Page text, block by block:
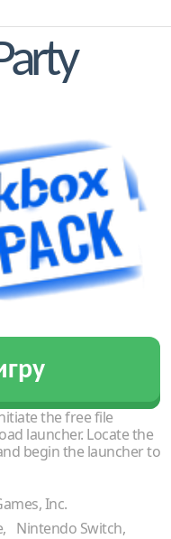
the free file
launcher. Locate the
begin the launcher to
Inc.
Nintendo Switch,